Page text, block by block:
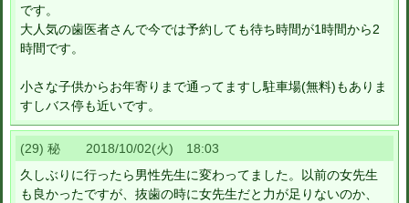
です。
大人気の歯医者さんで今では予約しても待ち時間が1時間から2
時間です。
小さな子供からお年寄りまで通ってますし駐車場(無料)もありま
すしバス停も近いです。
(29) 秘 2018/10/02(火) 18:03
久しぶりに行ったら男性先生に変わってました。以前の女先生
も良かったですが、抜歯の時に女先生だと力が足りないのか、